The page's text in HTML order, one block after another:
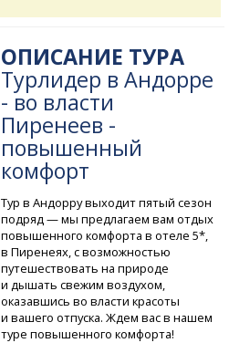
ОПИСАНИЕ ТУРА
Турлидер в Андорре
- во власти
Пиренеев -
повышенный
комфорт
Тур в Андорру выходит пятый сезон
подряд — мы предлагаем вам отдых
повышенного комфорта в отеле 5*,
в Пиренеях, с возможностью
путешествовать на природе
и дышать свежим воздухом,
оказавшись во власти красоты
и вашего отпуска. Ждем вас в нашем
туре повышенного комфорта!